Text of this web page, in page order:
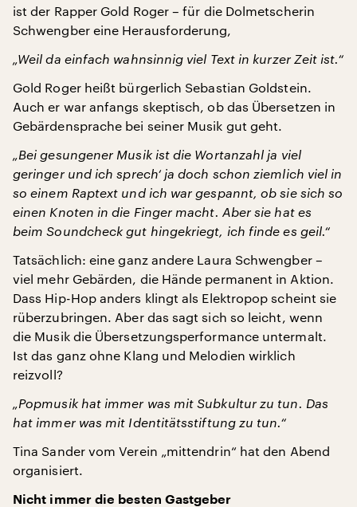
ist der Rapper Gold Roger – für die Dolmetscherin
Schwengber eine Herausforderung,
„Weil da einfach wahnsinnig viel Text in kurzer Zeit ist.“
Gold Roger heißt bürgerlich Sebastian Goldstein.
Auch er war anfangs skeptisch, ob das Übersetzen in
Gebärdensprache bei seiner Musik gut geht.
„Bei gesungener Musik ist die Wortanzahl ja viel
geringer und ich sprech‘ ja doch schon ziemlich viel in
so einem Raptext und ich war gespannt, ob sie sich so
einen Knoten in die Finger macht. Aber sie hat es
beim Soundcheck gut hingekriegt, ich finde es geil.“
Tatsächlich: eine ganz andere Laura Schwengber –
viel mehr Gebärden, die Hände permanent in Aktion.
Dass Hip-Hop anders klingt als Elektropop scheint sie
rüberzubringen. Aber das sagt sich so leicht, wenn
die Musik die Übersetzungsperformance untermalt.
Ist das ganz ohne Klang und Melodien wirklich
reizvoll?
„Popmusik hat immer was mit Subkultur zu tun. Das
hat immer was mit Identitätsstiftung zu tun.“
Tina Sander vom Verein „mittendrin“ hat den Abend
organisiert.
Nicht immer die besten Gastgeber